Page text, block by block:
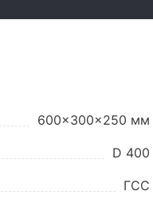
600x300x250 мм
D 400
ГСС